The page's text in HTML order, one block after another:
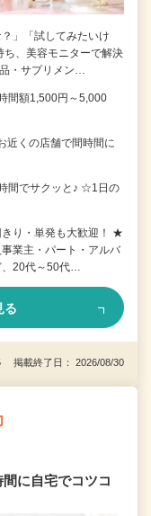
」「試してみたいけ
、美容モニターで解決
・サプリメン…
間額1,500円～5,000
くの店舗で間時間に
間でサクッと♪ ☆1日の
り・単発も大歓迎！ ★
業主・パート・アルバ
、20代～50代…
る
掲載終了日： 2026/08/30
に自宅でコツコ